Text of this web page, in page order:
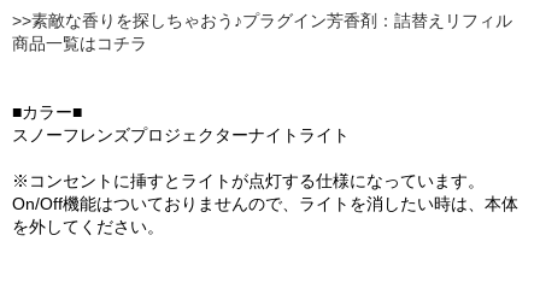
>>素敵な香りを探しちゃおう♪プラグイン芳香剤：詰替えリフィル
商品一覧はコチラ
■カラー■
スノーフレンズプロジェクターナイトライト
※コンセントに挿すとライトが点灯する仕様になっています。
On/Off機能はついておりませんので、ライトを消したい時は、本体
を外してください。